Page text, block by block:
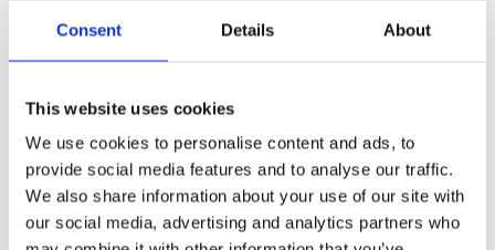
Consent Details About
This website uses cookies
We use cookies to personalise content and ads, to
provide social media features and to analyse our traffic.
We also share information about your use of our site with
our social media, advertising and analytics partners who
Beskrivning
Lång sträckförmåga och flexibel kompression gör
Dauerbinde till ett utmärkt val för volleybollspelare